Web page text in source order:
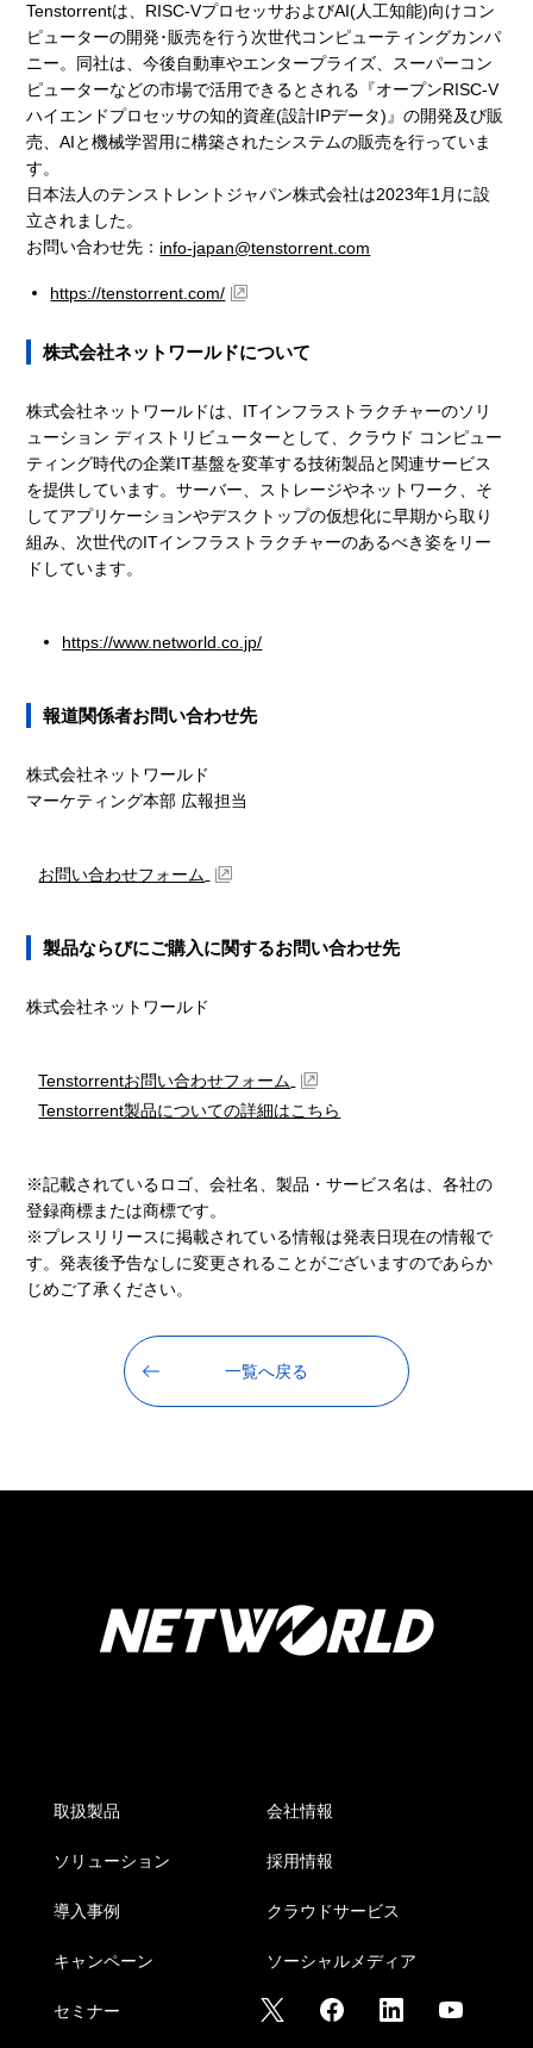
Tenstorrentは、RISC-VプロセッサおよびAI(人工知能)向けコン
ピューターの開発･販売を行う次世代コンピューティングカンパ
ニー。同社は、今後自動車やエンタープライズ、スーパーコン
ピューターなどの市場で活用できるとされる『オープンRISC-V
ハイエンドプロセッサの知的資産(設計IPデータ)』の開発及び販
売、AIと機械学習用に構築されたシステムの販売を行っていま
す。
日本法人のテンストレントジャパン株式会社は2023年1月に設
立されました。
お問い合わせ先： info-japan@tenstorrent.com
https://tenstorrent.com/
株式会社ネットワールドについて
株式会社ネットワールドは、ITインフラストラクチャーのソリ
ューション ディストリビューターとして、クラウド コンピュー
ティング時代の企業IT基盤を変革する技術製品と関連サービス
を提供しています。サーバー、ストレージやネットワーク、そ
してアプリケーションやデスクトップの仮想化に早期から取り
組み、次世代のITインフラストラクチャーのあるべき姿をリー
ドしています。
https://www.networld.co.jp/
報道関係者お問い合わせ先
株式会社ネットワールド
マーケティング本部 広報担当
お問い合わせフォーム
製品ならびにご購入に関するお問い合わせ先
株式会社ネットワールド
Tenstorrentお問い合わせフォーム
Tenstorrent製品についての詳細はこちら
※記載されているロゴ、会社名、製品・サービス名は、各社の
登録商標または商標です。
※プレスリリースに掲載されている情報は発表日現在の情報で
す。発表後予告なしに変更されることがございますのであらか
じめご了承ください。
一覧へ戻る
取扱製品
ソリューション
導入事例
キャンペーン
セミナー
会社情報
採用情報
クラウドサービス
ソーシャルメディア